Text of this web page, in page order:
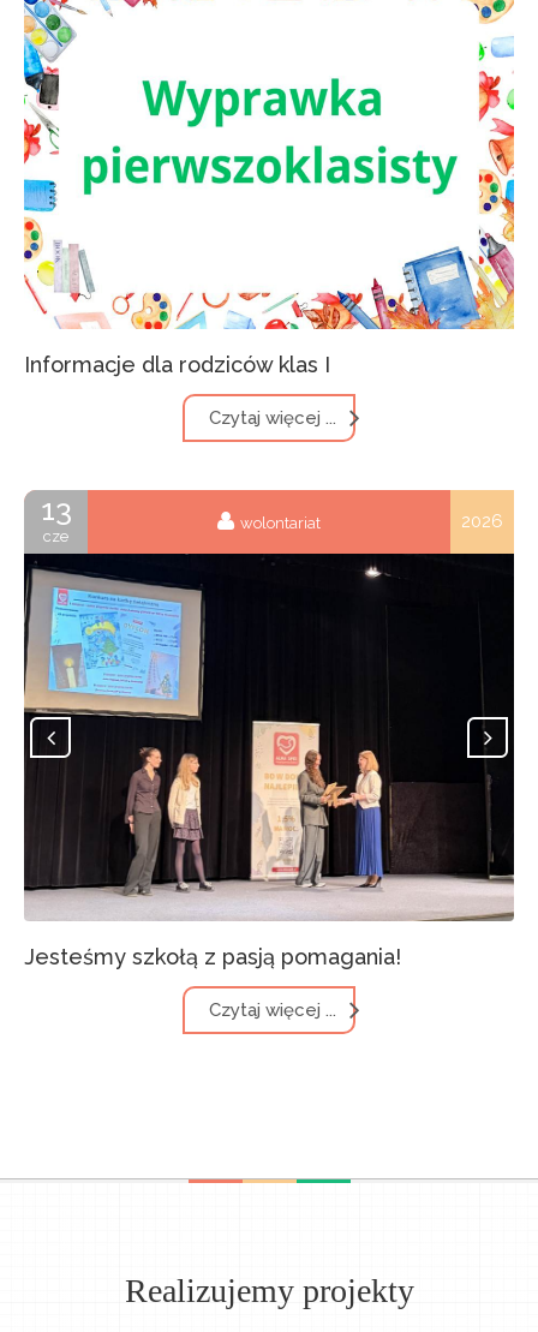
Informacje dla rodziców klas I
Czytaj więcej ...
13
cze
wolontariat 2026
Jesteśmy szkołą z pasją pomagania!
Czytaj więcej ...
Realizujemy projekty